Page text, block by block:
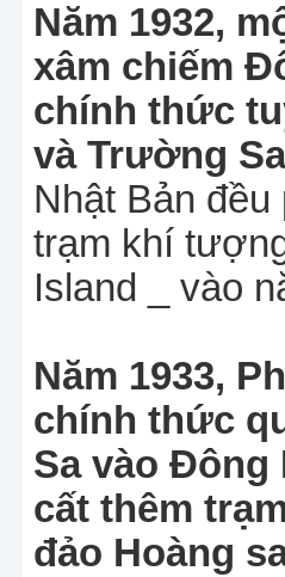
Năm 1932,
xâm chiếm
chính thức
và Trường
Nhật Bản
trạm khí
Island _ vào
Năm 1933,
chính thức
Sa vào Đông
cất thêm
đảo Hoàng